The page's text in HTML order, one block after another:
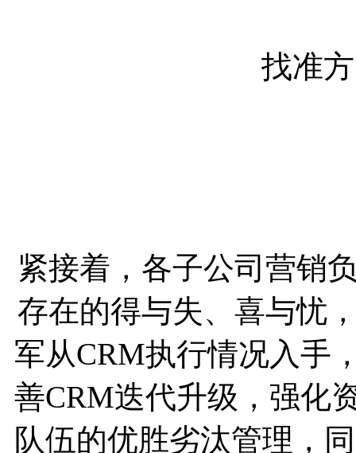
找准
紧接着，各子公司营销
存在的得与失、喜与忧
军从CRM执行情况入手
善CRM迭代升级，强化
队伍的优胜劣汰管理，